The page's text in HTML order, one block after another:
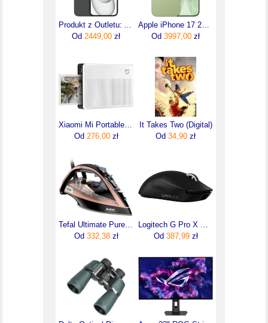
Od 2449,00 zł
Od 3997,00 zł
Od 276,00zł
It Takes Two (Digital)
Od 34,90 zł
Od 332,38zł
Od 387,99zł